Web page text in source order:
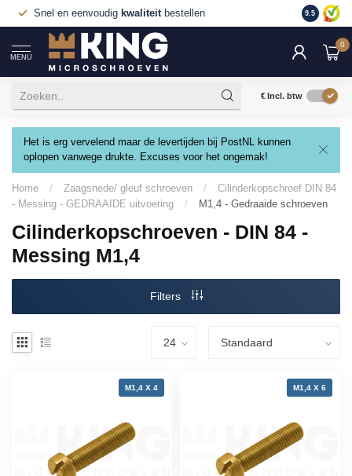
Snel en eenvoudig kwaliteitbestellen 9.5
MENU
0
€Incl. btw
Het is erg vervelend maar de levertijden bij PostNL kunnen
oplopen vanwege drukte. Excuses voor het ongemak!
Home / Zaagsnede/ gleuf schroeven /
Cilinderkopschroef DIN 84
- Messing - GEDRAAIDE uitvoering
/ M1,4 - Gedraaide schroeven
Cilinderkopschroeven - DIN 84 -
Messing M1,4
Filters
M1,4 X 4 M1,4 X 6